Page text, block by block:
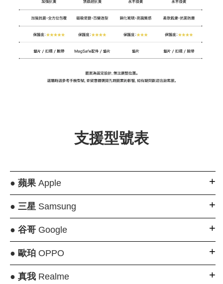
支援型號表
● 蘋果Apple
● 三星Samsung
● 谷哥Google
● 歐珀OPPO
● 真我Realme